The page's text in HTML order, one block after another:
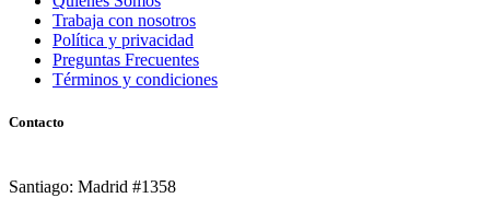
Trabaja con nosotros
Política y privacidad
Preguntas Frecuentes
Términos y condiciones
Contacto
Santiago: Madrid #1358